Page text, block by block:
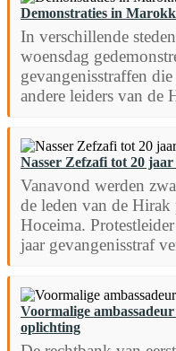
Demonstraties in
In verschillende
woensdag
gevangenisstraffen
andere leiders van de
Nasser Zefzafi tot 20
Vanavond werden
de leden van de
Hoceima.
jaar gevangenisstraf
Voormalige
oplichting